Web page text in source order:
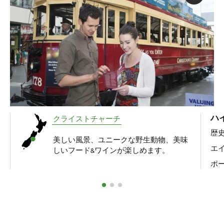
クライストチャーチ
美しい風景、ユニークな野生動物、美味
しいフード&ワインが楽しめます。
ハ
歴
エ
ポ